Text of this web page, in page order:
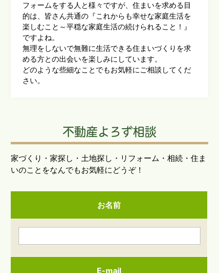
フォームをする人と様々ですが、住まいを求める目
的は、皆さん共通の『これからも幸せな家庭生活を
楽しむこと～平穏な家庭生活の続けられること！』
ですよね。
無理をしないで無難に生活できる住まいづくりを求
める方との出会いを楽しみにしています。
どのような些細なことでもお気軽にご相談してくだ
さい。
不動産よろず相談
家づくり・家探し・土地探し・リフォーム・相続・住ま
いのことをなんでもお気軽にどうぞ！
お名前
E-mail